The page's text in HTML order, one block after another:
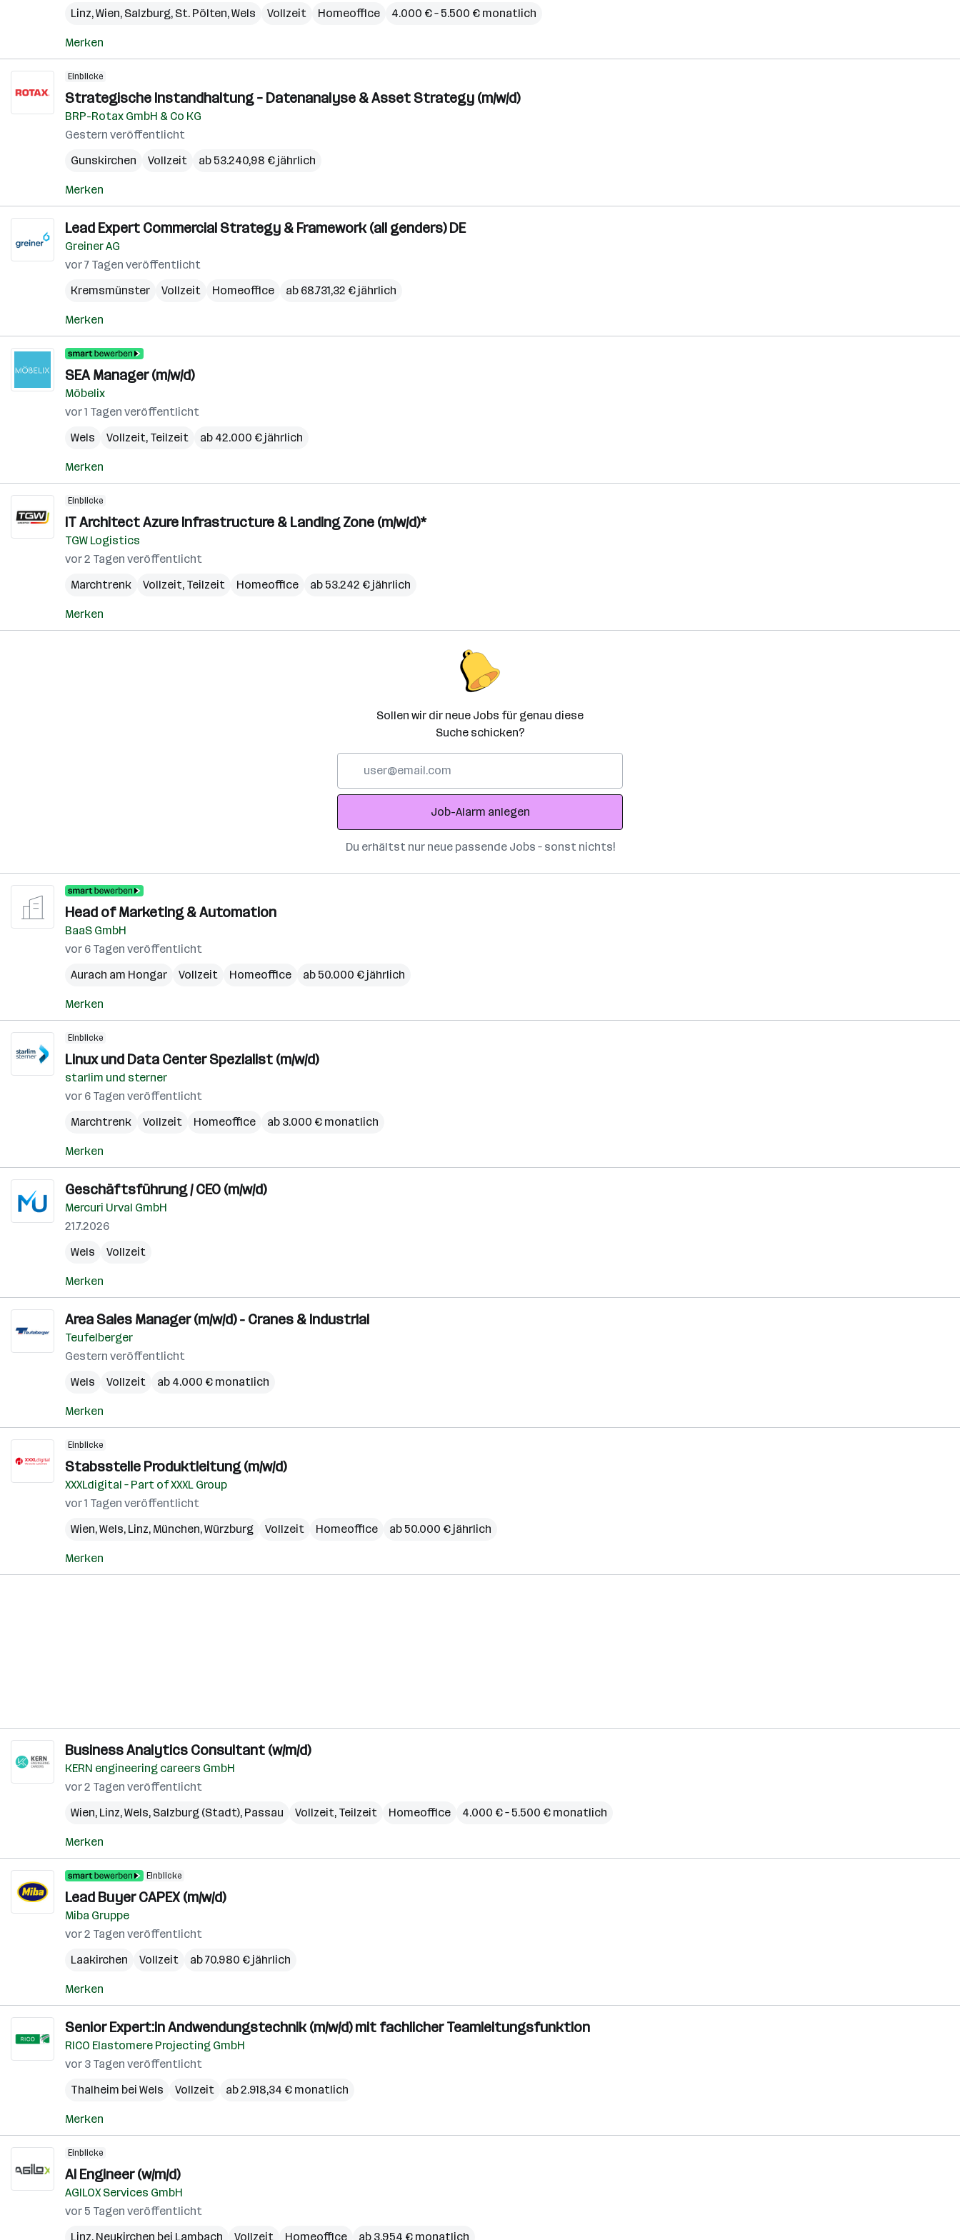
Linz,Wien, Salzburg, St. Pölten,Wels Vollzeit Homeoffice 4.000 € – 5.500 € monatlich
Merken
Einblicke
Strategische Instandhaltung – Datenanalyse & Asset Strategy (m/w/d)
BRP-Rotax GmbH & Co KG
Gestern veröffentlicht
Gunskirchen
Vollzeit ab 53.240,98 € jährlich
Merken
Lead Expert Commercial Strategy & Framework (all genders) DE
Greiner AG
vor 7 Tagen veröffentlicht
Kremsmünster
Vollzeit Homeoffice ab 68.731,32 € jährlich
Merken
SEA Manager (m/w/d)
Möbelix
vor 1 Tagen veröffentlicht
Wels
Vollzeit, Teilzeit ab 42.000 € jährlich
Merken
Einblicke
IT Architect Azure Infrastructure & Landing Zone (m/w/d)*
TGW Logistics
vor 2 Tagen veröffentlicht
Marchtrenk
Vollzeit, Teilzeit Homeoffice ab 53.242 € jährlich
Merken
Sollen wir dir neue Jobs für genau diese
Suche schicken?
Adresse
Job-Alarm anlegen
Du erhältst nur neue passende Jobs – sonst nichts!
Head of Marketing & Automation
BaaS GmbH
vor 6 Tagen veröffentlicht
Aurach am Hongar
Vollzeit Homeoffice ab 50.000 € jährlich
Merken
Einblicke
Linux und Data Center Spezialist (m/w/d)
starlim und sterner
vor 6 Tagen veröffentlicht
Marchtrenk
Vollzeit Homeoffice ab 3.000 € monatlich
Merken
Geschäftsführung / CEO (m/w/d)
Mercuri Urval GmbH
21.7.2026
Wels
Vollzeit
Merken
Area Sales Manager (m/w/d) - Cranes & Industrial
Teufelberger
Gestern veröffentlicht
Wels
Vollzeit ab 4.000 € monatlich
Merken
Einblicke
Stabsstelle Produktleitung (m/w/d)
XXXLdigital – Part of XXXL Group
vor 1 Tagen veröffentlicht
Wien,Wels, Linz, München,Würzburg Vollzeit Homeoffice ab 50.000 € jährlich
Merken
Business Analytics Consultant (w/m/d)
KERN engineering careers GmbH
vor 2 Tagen veröffentlicht
Wien, Linz,Wels, Salzburg (Stadt), Passau Vollzeit, Teilzeit Homeoffice 4.000 € – 5.500 € monatlich
Merken
Einblicke
Lead Buyer CAPEX (m/w/d)
Miba Gruppe
vor 2 Tagen veröffentlicht
Laakirchen
Vollzeit ab 70.980 € jährlich
Merken
Senior Expert:in Andwendungstechnik (m/w/d) mit fachlicher Teamleitungsfunktion
RICO Elastomere Projecting GmbH
vor 3 Tagen veröffentlicht
Thalheim bei Wels
Vollzeit ab 2.918,34 € monatlich
Merken
Einblicke
AI Engineer (w/m/d)
AGILOX Services GmbH
vor 5 Tagen veröffentlicht
Linz, Neukirchen bei Lambach Vollzeit Homeoffice ab 3.954 € monatlich